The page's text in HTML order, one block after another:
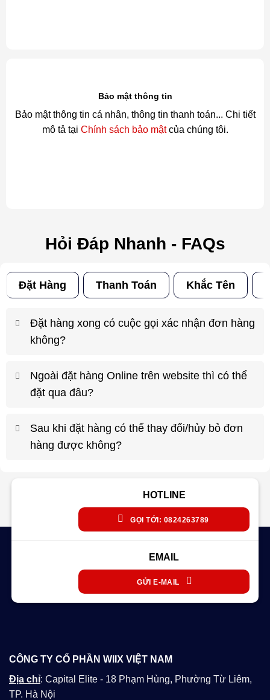
Bảo mật thông tin
Bảo mật thông tin cá nhân, thông tin thanh toán... Chi tiết
mô tả tại Chính sách bảo mậtcủa chúng tôi.
Hỏi Đáp Nhanh - FAQs
Đặt Hàng Thanh Toán Khắc Tên
Đặt hàng xong có cuộc gọi xác nhận đơn hàng
không?
Ngoài đặt hàng Online trên website thì có thể
đặt qua đâu?
Sau khi đặt hàng có thể thay đổi/hủy bỏ đơn
hàng được không?
HOTLINE
GỌI TỚI: 0824263789
EMAIL
GỬI E-MAIL
CÔNG TY CỔ PHẦN WIIX VIỆT NAM
Địa chỉ: Capital Elite - 18 Phạm Hùng, Phường Từ Liêm,
TP. Hà Nội